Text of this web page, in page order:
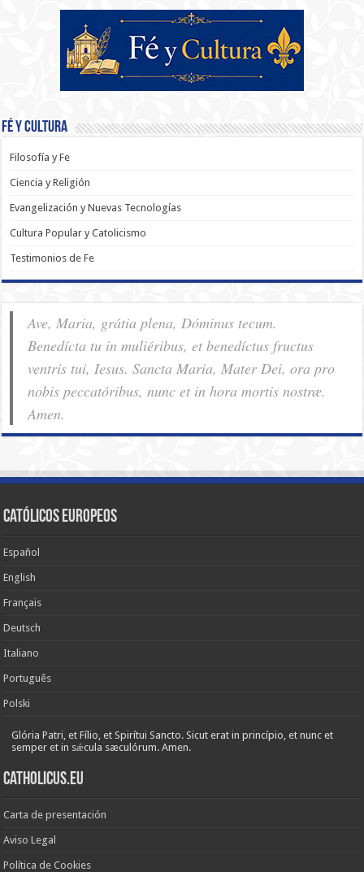
Fé y Cultura
Filosofía y Fe
Ciencia y Religión
Evangelización y Nuevas Tecnologías
Cultura Popular y Catolicismo
Testimonios de Fe
Ave, Maria, grátia plena, Dóminus tecum.
Benedícta tu in muliéribus, et benedíctus fructus
ventris tui, Iesus. Sancta Maria, Mater Dei, ora pro
nobis pec­ca­tóribus, nunc et in hora mortis nostræ.
Amen.
Católicos Europeos
Español
English
Français
Deutsch
Italiano
Português
Polski
Glória Patri, et Fílio, et Spirítui Sancto. Sicut erat in princípio, et nunc et
semper et in sǽcula sæculórum. Amen.
Catholicus.eu
Carta de presentación
Aviso Legal
Política de Cookies